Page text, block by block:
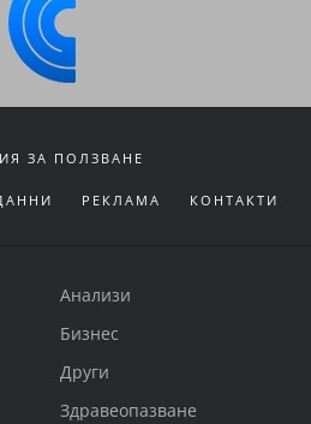
ЗА ПОЛЗВАНЕ
РЕКЛАМА КОНТАКТИ
Анализи
Бизнес
Други
Здравеопазване